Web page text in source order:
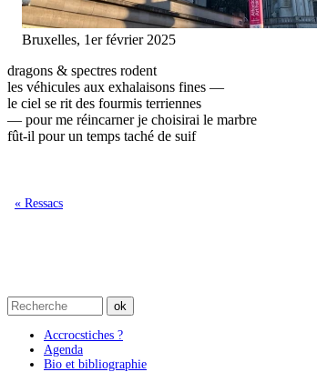
Bruxelles, 1er février 2025
dragons & spectres rodent
les véhicules aux exhalaisons fines —
le ciel se rit des fourmis terriennes
— pour me réincarner je choisirai le marbre
fût-il pour un temps taché de suif
« Ressacs
Accrocstiches ?
Agenda
Bio et bibliographie